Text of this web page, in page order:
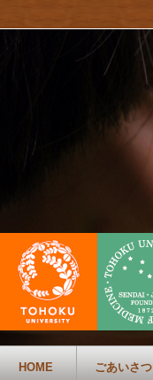
HOME ごあいさつ